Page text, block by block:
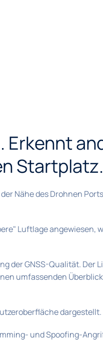
Startplatz.
Nähe des Drohnen
Luftlage angewiesen,
GNSS-Qualität. Der
umfassenden
dargestellt.
und Spoofing-